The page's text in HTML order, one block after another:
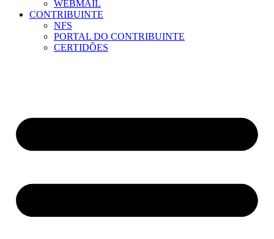
WEBMAIL
CONTRIBUINTE
NFS
PORTAL DO CONTRIBUINTE
CERTIDÕES